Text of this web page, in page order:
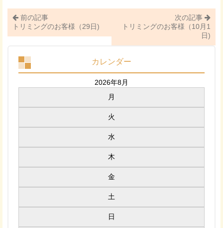
前の記事
トリミングのお客様（29日)
次の記事
トリミングのお客様（10月1
日)
カレンダー
2026年8月
月
火
水
木
金
土
日